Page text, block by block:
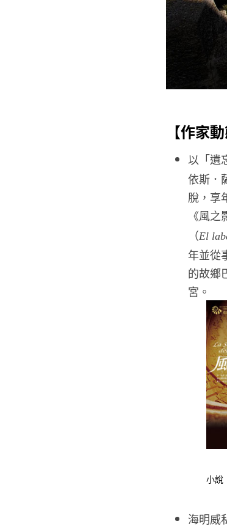
【作家動
以「遺
依斯．
脫，享
《風之
（El
年並從
的故鄉
宮。
小說
海明威